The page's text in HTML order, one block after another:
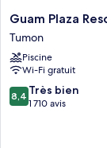
Guam
Plaza
Resort
Tumon
Guam Plaza
Tumon
Piscine
Wi-Fi gratuit
8.4
sur
8,4 Très bien
1 710 avis